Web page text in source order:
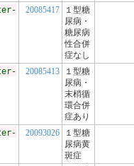
20085417
１型糖
尿病・
糖尿病
性合併
症なし
20085413
１型糖
尿病・
末梢循
環合併
症あり
20093026
１型糖
尿病黄
斑症